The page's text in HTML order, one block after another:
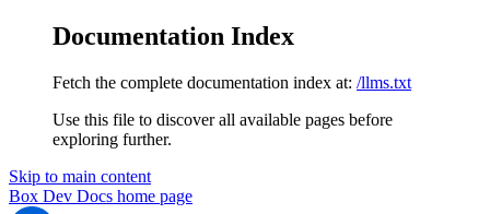
Documentation Index
Fetch the complete documentation index at: /llms.txt
Use this file to discover all available pages before
exploring further.
Skip to main content
Box Dev Docs home page